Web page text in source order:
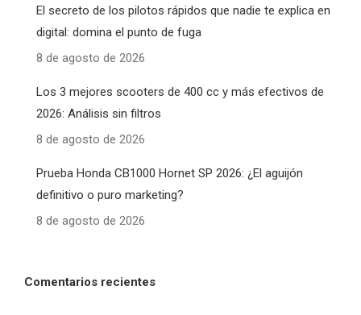
El secreto de los pilotos rápidos que nadie te explica en
digital: domina el punto de fuga
8 de agosto de 2026
Los 3 mejores scooters de 400 cc y más efectivos de
2026: Análisis sin filtros
8 de agosto de 2026
Prueba Honda CB1000 Hornet SP 2026: ¿El aguijón
definitivo o puro marketing?
8 de agosto de 2026
Comentarios recientes